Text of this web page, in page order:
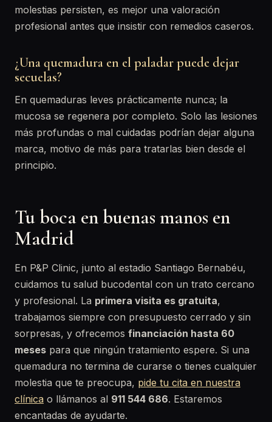
molestias persisten, es mejor una valoración
profesional antes que insistir con remedios caseros.
¿Una quemadura en el paladar puede dejar
secuelas?
En quemaduras leves prácticamente nunca; la
mucosa se regenera por completo. Solo las lesiones
más profundas o mal cuidadas podrían dejar alguna
marca, motivo de más para tratarlas bien desde el
principio.
Tu boca en buenas manos en
Madrid
En P&P Clinic, junto al estadio Santiago Bernabéu,
cuidamos tu salud bucodental con un trato cercano
y profesional. La primera visita es gratuita,
trabajamos siempre con presupuesto cerrado y sin
sorpresas, y ofrecemos financiación hasta 60
meses para que ningún tratamiento espere. Si una
quemadura no termina de curarse o tienes cualquier
molestia que te preocupa, pide tu cita en nuestra
clínica o llámanos al 911 544 686. Estaremos
encantadas de ayudarte.